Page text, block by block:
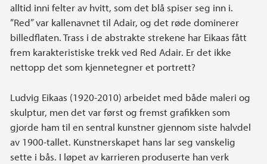
alltid inni felter av hvitt, som det blå spiser seg inn i.
”Red” var kallenavnet til Adair, og det røde dominerer
billedflaten. Trass i de abstrakte strekene har Eikaas fått
frem karakteristiske trekk ved Red Adair. Er det ikke
nettopp det som kjennetegner et portrett?
Ludvig Eikaas (1920-2010) arbeidet med både maleri og
skulptur, men det var først og fremst grafikken som
gjorde ham til en sentral kunstner gjennom siste halvdel
av 1900-tallet. Kunstnerskapet hans lar seg vanskelig
sette i bås. I løpet av karrieren produserte han verk